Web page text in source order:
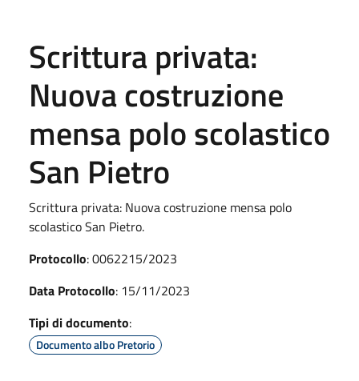
Scrittura privata:
Nuova costruzione
mensa polo scolastico
San Pietro
Scrittura privata: Nuova costruzione mensa polo
scolastico San Pietro.
Protocollo: 0062215/2023
Data Protocollo: 15/11/2023
Tipi di documento:
Documento albo Pretorio